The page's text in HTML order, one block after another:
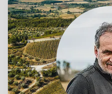
accompagna con grazia
primi leggeri. Un bianco
più vera, firmato da una
artigianalità.Vedi dettagli del